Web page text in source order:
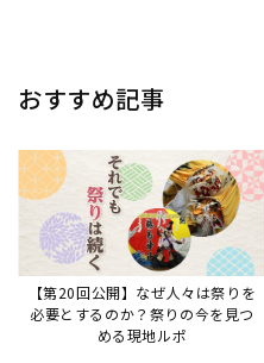
「できた！」があふれる！『生徒
指導の教科書』